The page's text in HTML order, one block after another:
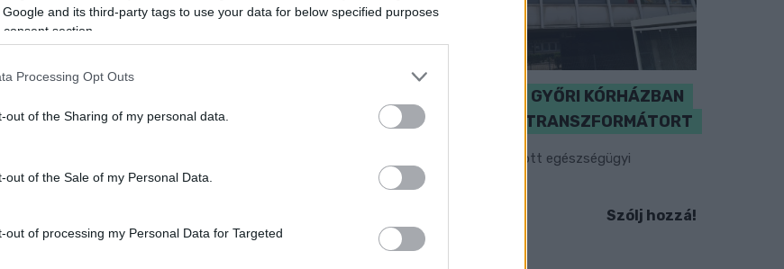
and its third-party tags to use your data for below specified purposes
section.
Processing Opt Outs
out of the Sharing of my personal data.
out of the Sale of my Personal Data.
out of processing my Personal Data for Targeted
KICSERÉLTÉK A GYŐRI KÓRHÁZBAN
MEGHIBÁSODOTT TRANSZFORMÁTORT
Megkezdték az elhalasztott egészségügyi
ellátásokat.
Szólj hozzá!